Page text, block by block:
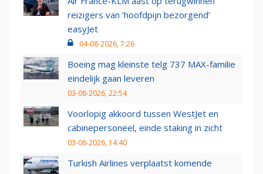
reizigers van ‘hoofdpijn bezorgend’
easyJet
04-08-2026, 7:26
Boeing mag kleinste telg 737 MAX-familie
eindelijk gaan leveren
03-08-2026, 22:54
Voorlopig akkoord tussen WestJet en
cabinepersoneel, einde staking in zicht
03-08-2026, 14:40
Turkish Airlines verplaatst komende